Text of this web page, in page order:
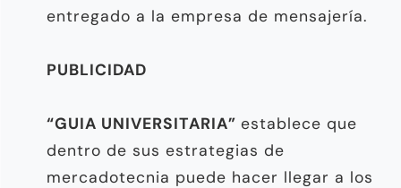
entregado a la empresa de mensajería.
PUBLICIDAD
“GUIA UNIVERSITARIA” establece que
dentro de sus estrategias de
mercadotecnia puede hacer llegar a los